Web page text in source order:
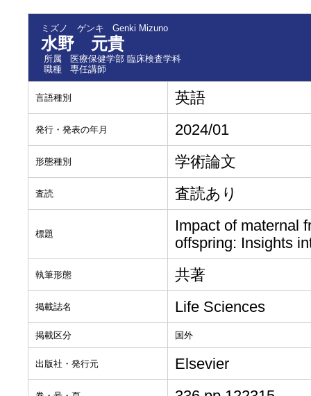
ミズノ ゲンキ Genki Mizuno
水野 元貴
所属
医療保健学部 臨床検査学科
職種
専任講師
言語種別 英語
発行・発表の年月 2024/01
形態種別 学術論文
査読 査読あり
標題
Impact of maternal
offspring: Insights
執筆形態 共著
掲載誌名 Life Sciences
掲載区分 国外
出版社・発行元 Elsevier